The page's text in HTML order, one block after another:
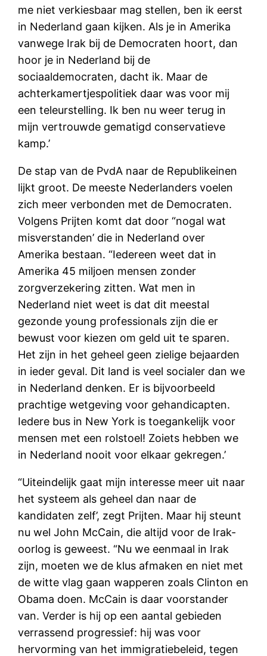
me niet verkiesbaar mag stellen, ben ik eerst
in Nederland gaan kijken. Als je in Amerika
vanwege Irak bij de Democraten hoort, dan
hoor je in Nederland bij de
sociaaldemocraten, dacht ik. Maar de
achterkamertjespolitiek daar was voor mij
een teleurstelling. Ik ben nu weer terug in
mijn vertrouwde gematigd conservatieve
kamp.’
De stap van de PvdA naar de Republikeinen
lijkt groot. De meeste Nederlanders voelen
zich meer verbonden met de Democraten.
Volgens Prijten komt dat door “nogal wat
misverstanden’ die in Nederland over
Amerika bestaan. “Iedereen weet dat in
Amerika 45 miljoen mensen zonder
zorgverzekering zitten. Wat men in
Nederland niet weet is dat dit meestal
gezonde young professionals zijn die er
bewust voor kiezen om geld uit te sparen.
Het zijn in het geheel geen zielige bejaarden
in ieder geval. Dit land is veel socialer dan we
in Nederland denken. Er is bijvoorbeeld
prachtige wetgeving voor gehandicapten.
Iedere bus in New York is toegankelijk voor
mensen met een rolstoel! Zoiets hebben we
in Nederland nooit voor elkaar gekregen.’
“Uiteindelijk gaat mijn interesse meer uit naar
het systeem als geheel dan naar de
kandidaten zelf’, zegt Prijten. Maar hij steunt
nu wel John McCain, die altijd voor de Irak-
oorlog is geweest. “Nu we eenmaal in Irak
zijn, moeten we de klus afmaken en niet met
de witte vlag gaan wapperen zoals Clinton en
Obama doen. McCain is daar voorstander
van. Verder is hij op een aantal gebieden
verrassend progressief: hij was voor
hervorming van het immigratiebeleid, tegen